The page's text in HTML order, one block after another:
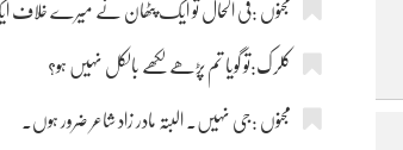
مجنوں :فی الحال تو ایک پٹھان نے میرے
کلرک:تو گویا تم پڑھے لکھے بالکل نہیں ہو؟
مجنوں :جی نہیں۔ البتہ مادر زاد شاعر ضرور ہوں۔